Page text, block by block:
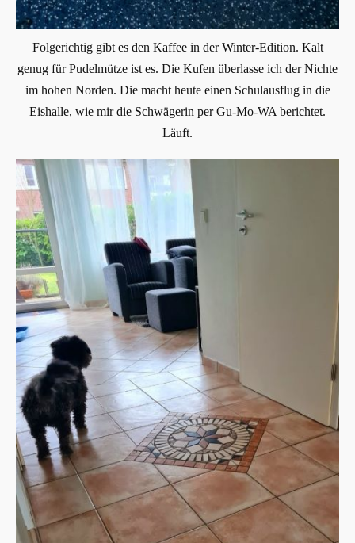
Folgerichtig gibt es den Kaffee in der Winter-Edition. Kalt
genug für Pudelmütze ist es. Die Kufen überlasse ich der Nichte
im hohen Norden. Die macht heute einen Schulausflug in die
Eishalle, wie mir die Schwägerin per Gu-Mo-WA berichtet.
Läuft.